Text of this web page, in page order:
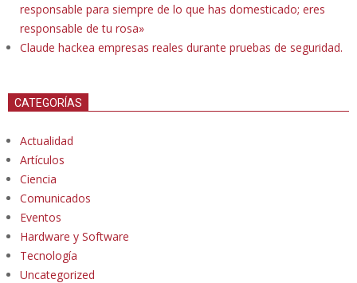
responsable para siempre de lo que has domesticado; eres
responsable de tu rosa»
Claude hackea empresas reales durante pruebas de seguridad.
CATEGORÍAS
Actualidad
Artículos
Ciencia
Comunicados
Eventos
Hardware y Software
Tecnología
Uncategorized